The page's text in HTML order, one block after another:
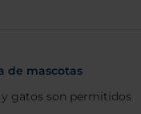
de mascotas
y gatos son permitidos